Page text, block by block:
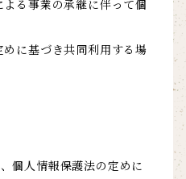
よる事業の承継に伴って個
めに基づき共同利用する場
個人情報保護法の定めに